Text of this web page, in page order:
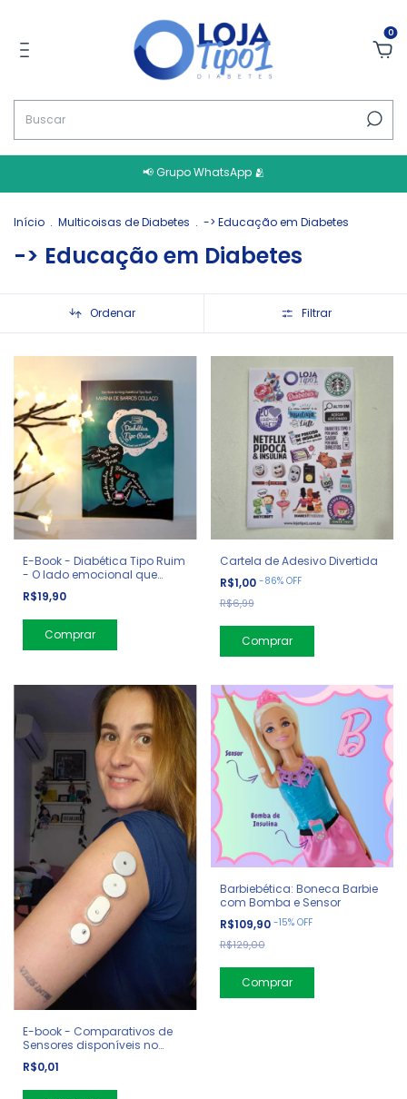
0
📢 Grupo WhatsApp 🫂
Início . Multicoisas de Diabetes . -> Educação em Diabetes
-> Educação em Diabetes
Ordenar Filtrar
E-Book - Diabética Tipo Ruim
- O lado emocional que
precisa ser falado
R$19,90
Cartela de Adesivo Divertida
R$1,00 -86% OFF
R$6,99
E-book - Comparativos de
Sensores disponíveis no
Brasil
R$0,01
Barbiebética: Boneca Barbie
com Bomba e Sensor
R$109,90 -15% OFF
R$129,00